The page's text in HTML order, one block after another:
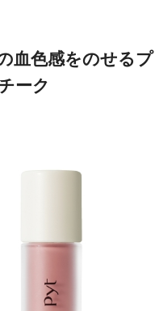
血色感をのせる
ーク